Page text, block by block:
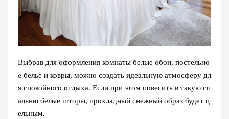
Выбрав для оформления комнаты белые обои, постельно
е белье и ковры, можно создать идеальную атмосферу дл
я спокойного отдыха. Если при этом повесить в такую сп
альню белые шторы, прохладный снежный образ будет ц
ельным.